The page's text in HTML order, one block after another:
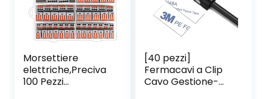
Morsettiere
elettriche,Preciva
100 Pezzi
[40 pezzi]
Fermacavi a Clip
Cavo Gestione-